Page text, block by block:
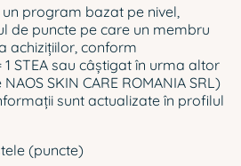
program bazat pe nivel,
de puncte pe care un membru
achizițiilor, conform
1 STEA sau câștigat în urma altor
SKIN CARE ROMANIA SRL)
sunt actualizate în profilul
(puncte)